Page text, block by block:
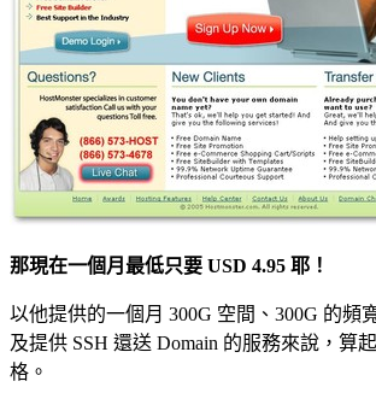
那現在一個月最低只要 USD 4.95 耶！
以他提供的一個月 300G 空間、300G 的頻
及提供 SSH 還送 Domain 的服務來說，算
格。